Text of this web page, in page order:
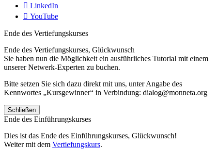
LinkedIn
YouTube
Ende des Vertiefungskurses
Ende des Vertiefungskurses, Glückwunsch
Sie haben nun die Möglichkeit ein ausführliches Tutorial mit einem
unserer Netwerk-Experten zu buchen.
Bitte setzen Sie sich dazu direkt mit uns, unter Angabe des
Kennwortes „Kursgewinner“ in Verbindung: dialog@monneta.org
Schließen
Ende des Einführungskurses
Dies ist das Ende des Einführungskurses, Glückwunsch!
Weiter mit dem Vertiefungskurs.